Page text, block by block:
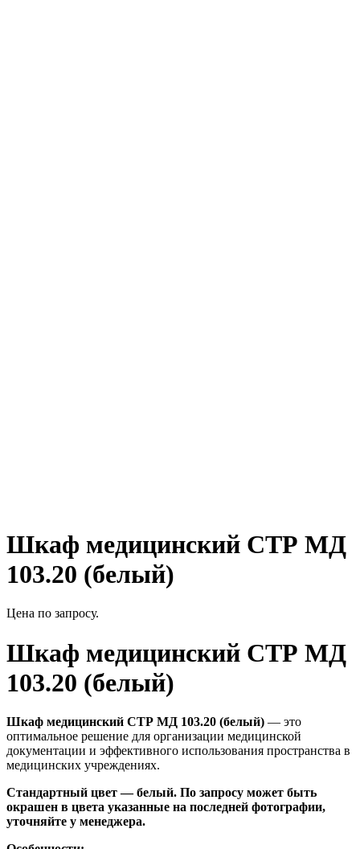
Шкаф медицинский СТР МД
103.20 (белый)
Цена по запросу.
Шкаф медицинский СТР МД
103.20 (белый)
Шкаф медицинский СТР МД 103.20 (белый) — это
оптимальное решение для организации медицинской
документации и эффективного использования пространства в
медицинских учреждениях.
Стандартный цвет — белый. По запросу может быть
окрашен в цвета указанные на последней фотографии,
уточняйте у менеджера.